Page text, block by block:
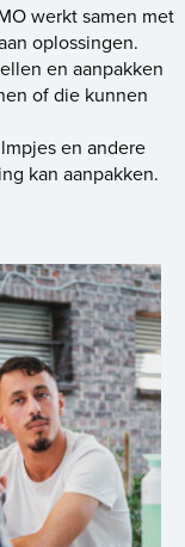
werkt samen met
oplossingen.
en aanpakken
of die kunnen
en andere
kan aanpakken.